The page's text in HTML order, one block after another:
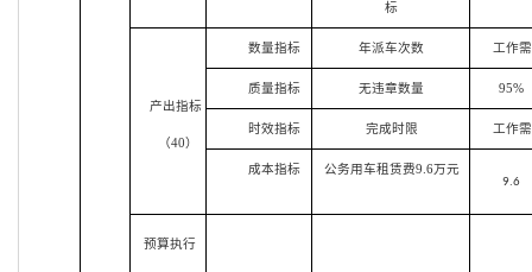
标
产出指标
（40）
数量指标 年派车次数 工作
质量指标 无违章数量 95%
时效指标 完成时限 工作
成本指标
公务用车租赁费9.6万元
9.6
预算执行